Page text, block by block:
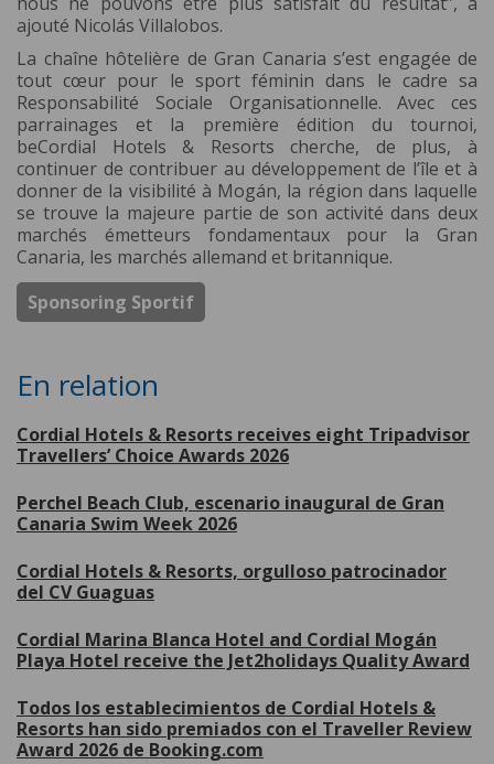
ajouté Nicolás Villalobos.
La chaîne hôtelière de Gran Canaria s’est engagée de
tout cœur pour le sport féminin dans le cadre sa
Responsabilité Sociale Organisationnelle. Avec ces
parrainages et la première édition du tournoi,
beCordial Hotels & Resorts cherche, de plus, à
continuer de contribuer au développement de l’île et à
donner de la visibilité à Mogán, la région dans laquelle
se trouve la majeure partie de son activité dans deux
marchés émetteurs fondamentaux pour la Gran
Canaria, les marchés allemand et britannique.
Sponsoring Sportif
En relation
Cordial Hotels & Resorts receives eight Tripadvisor
Travellers’ Choice Awards 2026
Perchel Beach Club, escenario inaugural de Gran
Canaria Swim Week 2026
Cordial Hotels & Resorts, orgulloso patrocinador
del CV Guaguas
Cordial Marina Blanca Hotel and Cordial Mogán
Playa Hotel receive the Jet2holidays Quality Award
Todos los establecimientos de Cordial Hotels &
Resorts han sido premiados con el Traveller Review
Award 2026 de Booking.com